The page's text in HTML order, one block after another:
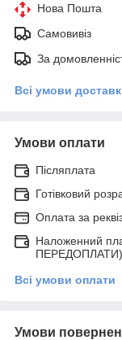
Нова Пошта
Самовивіз
За
Всі умови
Умови оплати
Післяплата
Готівковий
Оплата за
Наложенний
ПЕРЕДОПЛАТИ)
Всі умови оплати
Умови